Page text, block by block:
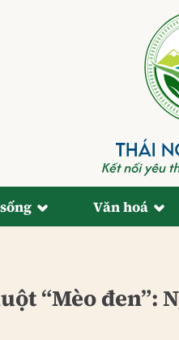
Văn hoá
“Mèo đen”: